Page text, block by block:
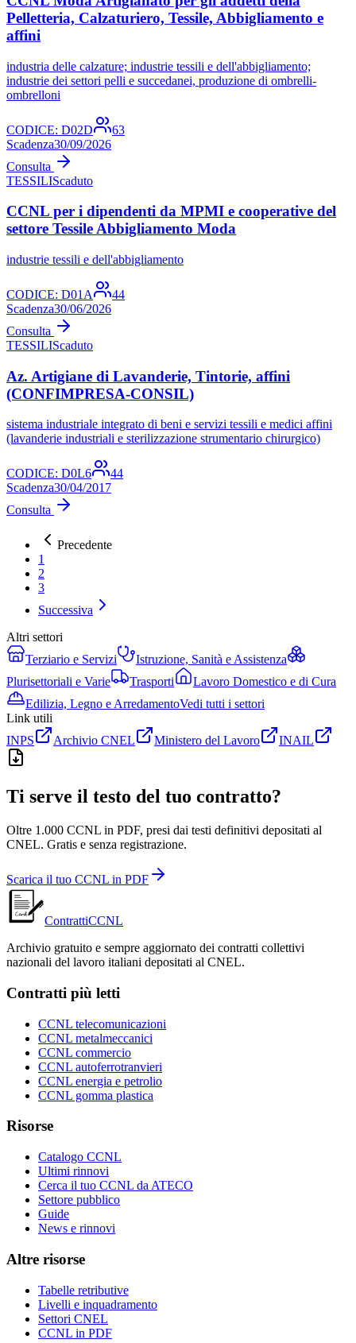
Pelletteria, Calzaturiero, Tessile, Abbigliamento e
affini
industria delle calzature; industrie tessili e dell'abbigliamento;
industrie dei settori pelli e succedanei, produzione di ombrelli-
ombrelloni
CODICE: D02D
63
Scadenza30/09/2026
Consulta
TESSILIScaduto
CCNL per i dipendenti da MPMI e cooperative del
settore Tessile Abbigliamento Moda
industrie tessili e dell'abbigliamento
CODICE: D01A
44
Scadenza30/06/2026
Consulta
TESSILIScaduto
Az. Artigiane di Lavanderie, Tintorie, affini
(CONFIMPRESA-CONSIL)
sistema industriale integrato di beni e servizi tessili e medici affini
(lavanderie industriali e sterilizzazione strumentario chirurgico)
CODICE: D0L6
44
Scadenza30/04/2017
Consulta
Precedente
1
2
3
Successiva
Altri settori
Terziario e Servizi
Istruzione, Sanità e Assistenza
Plurisettoriali e Varie
Trasporti
Lavoro Domestico e di Cura
Edilizia, Legno e ArredamentoVedi tutti i settori
Link utili
INPS
Archivio CNEL Ministero del Lavoro INAIL
Ti serve il testo del tuo contratto?
Oltre 1.000 CCNL in PDF, presi dai testi definitivi depositati al
CNEL. Gratis e senza registrazione.
Scarica il tuo CCNL in PDF
ContrattiCCNL
Archivio gratuito e sempre aggiornato dei contratti collettivi
nazionali del lavoro italiani depositati al CNEL.
Contratti più letti
CCNL telecomunicazioni
CCNL metalmeccanici
CCNL commercio
CCNL autoferrotranvieri
CCNL energia e petrolio
CCNL gomma plastica
Risorse
Catalogo CCNL
Ultimi rinnovi
Cerca il tuo CCNL da ATECO
Settore pubblico
Guide
News e rinnovi
Altre risorse
Tabelle retributive
Livelli e inquadramento
Settori CNEL
CCNL in PDF